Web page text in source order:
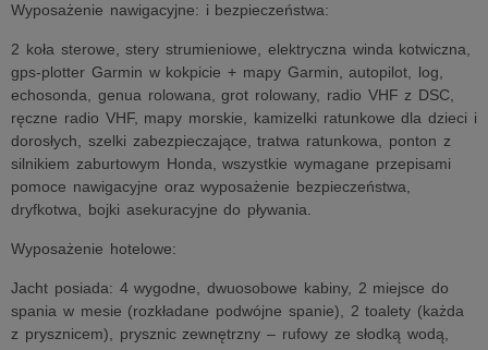
Wyposażenie nawigacyjne: i bezpieczeństwa:
2 koła sterowe, stery strumieniowe, elektryczna winda kotwiczna,
gps-plotter Garmin w kokpicie + mapy Garmin, autopilot, log,
echosonda, genua rolowana, grot rolowany, radio VHF z DSC,
ręczne radio VHF, mapy morskie, kamizelki ratunkowe dla dzieci i
dorosłych, szelki zabezpieczające, tratwa ratunkowa, ponton z
silnikiem zaburtowym Honda, wszystkie wymagane przepisami
pomoce nawigacyjne oraz wyposażenie bezpieczeństwa,
dryfkotwa, bojki asekuracyjne do pływania.
Wyposażenie hotelowe:
Jacht posiada: 4 wygodne, dwuosobowe kabiny, 2 miejsce do
spania w mesie (rozkładane podwójne spanie), 2 toalety (każda
z prysznicem), prysznic zewnętrzny – rufowy ze słodką wodą,